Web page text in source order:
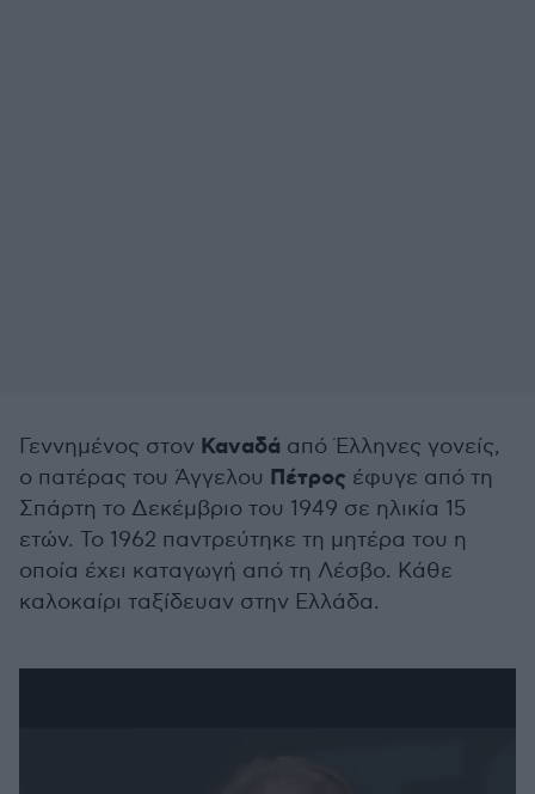
Γεννημένος στον Καναδά από Έλληνες γονείς,
ο πατέρας του Άγγελου Πέτρος έφυγε από τη
Σπάρτη το Δεκέμβριο του 1949 σε ηλικία 15
ετών. Το 1962 παντρεύτηκε τη μητέρα του η
οποία έχει καταγωγή από τη Λέσβο. Κάθε
καλοκαίρι ταξίδευαν στην Ελλάδα.